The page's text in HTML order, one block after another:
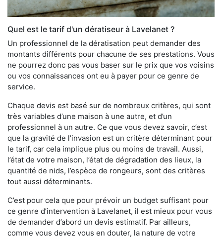
Quel est le tarif d'un dératiseur à Lavelanet ?
Un professionnel de la dératisation peut demander des
montants différents pour chacune de ses prestations. Vous
ne pourrez donc pas vous baser sur le prix que vos voisins
ou vos connaissances ont eu à payer pour ce genre de
service.
Chaque devis est basé sur de nombreux critères, qui sont
très variables d’une maison à une autre, et d’un
professionnel à un autre. Ce que vous devez savoir, c’est
que la gravité de l’invasion est un critère déterminant pour
le tarif, car cela implique plus ou moins de travail. Aussi,
l’état de votre maison, l’état de dégradation des lieux, la
quantité de nids, l’espèce de rongeurs, sont des critères
tout aussi déterminants.
C’est pour cela que pour prévoir un budget suffisant pour
ce genre d’intervention à Lavelanet, il est mieux pour vous
de demander d’abord un devis estimatif. Par ailleurs,
comme vous devez vous en douter, la nature de votre